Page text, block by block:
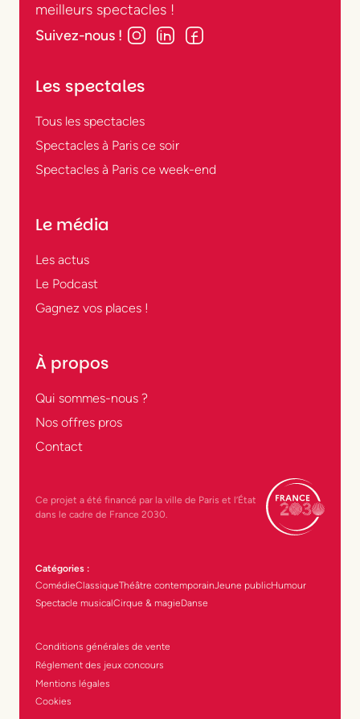
meilleurs spectacles !
Suivez-nous !
Les spectales
Tous les spectacles
Spectacles à Paris ce soir
Spectacles à Paris ce week-end
Le média
Les actus
Le Podcast
Gagnez vos places !
À propos
Qui sommes-nous ?
Nos offres pros
Contact
Ce projet a été financé par la ville de Paris et l’État
dans le cadre de France 2030.
Catégories :
ComédieClassiqueThéâtre contemporainJeune publicHumour
Spectacle musicalCirque & magieDanse
Conditions générales de vente
Réglement des jeux concours
Mentions légales
Cookies